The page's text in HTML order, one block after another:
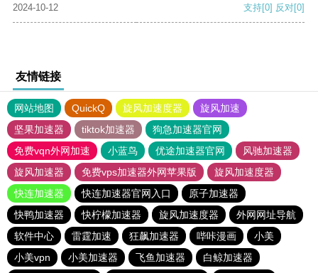
2024-10-12 支持[0] 反对[0]
友情链接
网站地图 QuickQ 旋风加速度器
旋风加速
坚果加速器
tiktok加速器
狗急加速器官网
免费vqn外网加速
小蓝鸟 优途加速器官网
风驰加速器
旋风加速器
免费vps加速器外网苹果版
旋风加速度器
快连加速器
快连加速器官网入口
原子加速器
快鸭加速器
快柠檬加速器 旋风加速度器
外网网址导航
软件中心
雷霆加速 狂飙加速器 哔咔漫画
小美
小美vpn
小美加速器 飞鱼加速器 白鲸加速器